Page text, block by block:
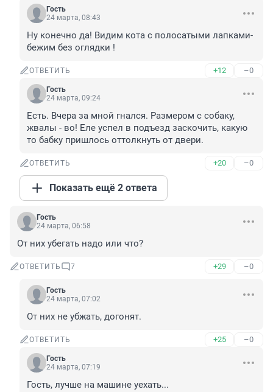
Гость
24 марта, 08:43
Ну конечно да! Видим кота с полосатыми лапками-
бежим без оглядки !
ОТВЕТИТЬ +12 –0
Гость
24 марта, 09:24
Есть. Вчера за мной гнался. Размером с собаку,
жвалы - во! Еле успел в подъезд заскочить, какую
то бабку пришлось оттолкнуть от двери.
ОТВЕТИТЬ +20 –0
Показать ещё 2 ответа
Гость
24 марта, 06:58
От них убегать надо или что?
ОТВЕТИТЬ 7 +29 –0
Гость
24 марта, 07:02
От них не убжать, догонят.
ОТВЕТИТЬ +25 –0
Гость
24 марта, 07:19
Гость, лучше на машине уехать...